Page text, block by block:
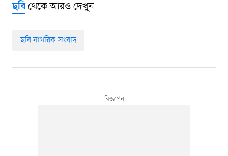
ছবিথেকে আরও দেখুন
ছবি নাগরিক সংবাদ